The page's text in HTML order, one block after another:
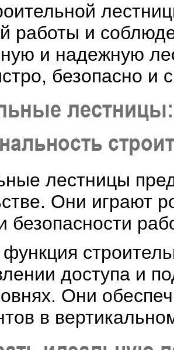
работы и
и надежную
безопасно и
лестницы
Они играют
безопасности
доступа и
Они
в